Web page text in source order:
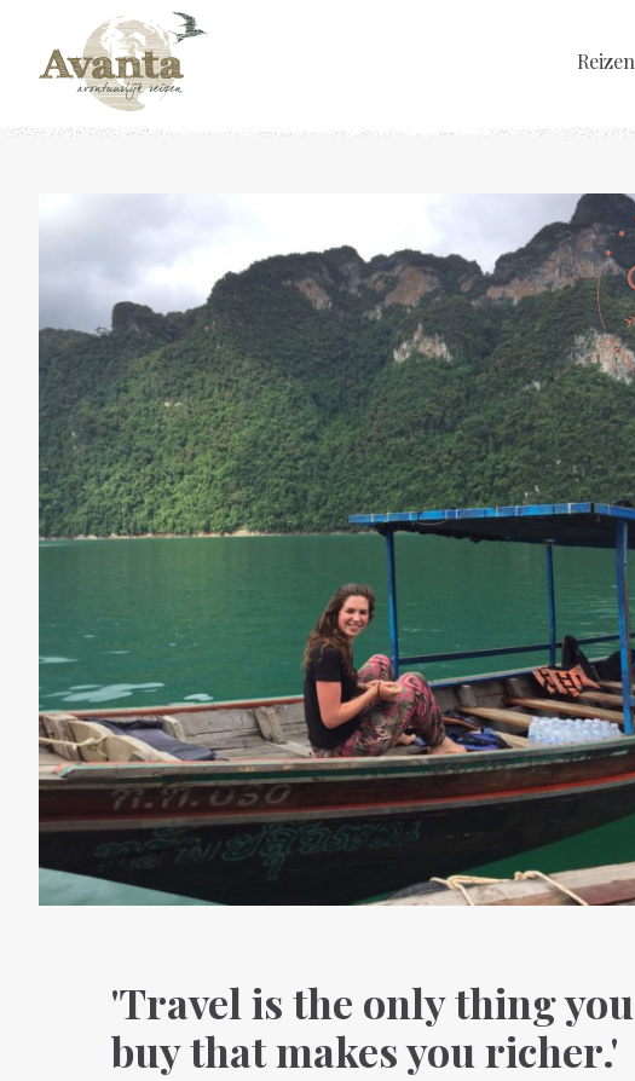
Reizen
Naar overzicht
'Travel is the only thing you
buy that makes you richer.'